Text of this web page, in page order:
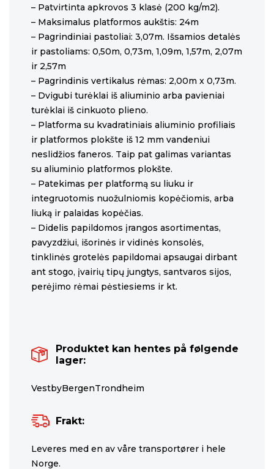
– Patvirtinta apkrovos 3 klasė (200 kg/m2).
– Maksimalus platformos aukštis: 24m
– Pagrindiniai pastoliai: 3,07m. Išsamios detalės
ir pastoliams: 0,50m, 0,73m, 1,09m, 1,57m, 2,07m
ir 2,57m
– Pagrindinis vertikalus rėmas: 2,00m x 0,73m.
– Dvigubi turėklai iš aliuminio arba pavieniai
turėklai iš cinkuoto plieno.
– Platforma su kvadratiniais aliuminio profiliais
ir platformos plokšte iš 12 mm vandeniui
neslidžios faneros. Taip pat galimas variantas
su aliuminio platformos plokšte.
– Patekimas per platformą su liuku ir
integruotomis nuožulniomis kopėčiomis, arba
liuką ir palaidas kopėčias.
– Didelis papildomos įrangos asortimentas,
pavyzdžiui, išorinės ir vidinės konsolės,
tinklinės grotelės papildomai apsaugai dirbant
ant stogo, įvairių tipų jungtys, santvaros sijos,
perėjimo rėmai pėstiesiems ir kt.
Produktet kan hentes på følgende
lager:
VestbyBergenTrondheim
Frakt:
Leveres med en av våre transportører i hele
Norge.